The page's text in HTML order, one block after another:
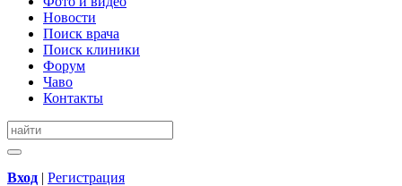
Новости
Поиск врача
Поиск клиники
Форум
Чаво
Контакты
Вход | Регистрация